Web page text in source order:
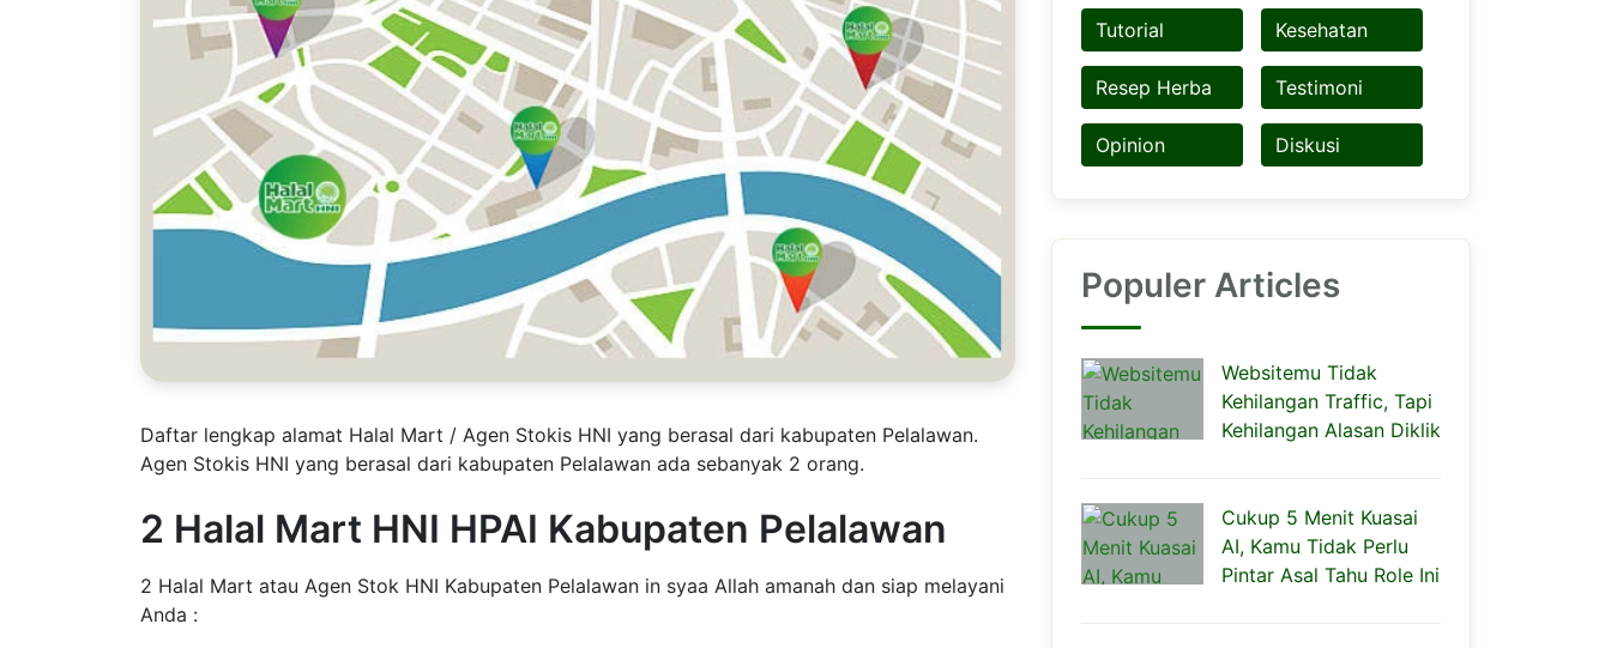
Daftar lengkap alamat Halal Mart / Agen Stokis HNI yang berasal dari kabupaten Pelalawan.
Agen Stokis HNI yang berasal dari kabupaten Pelalawan ada sebanyak 2 orang.
2 Halal Mart HNI HPAI Kabupaten Pelalawan
2 Halal Mart atau Agen Stok HNI Kabupaten Pelalawan in syaa Allah amanah dan siap melayani
Anda :
Tutorial Kesehatan
Resep Herba Testimoni
Opinion Diskusi
Populer Articles
Websitemu Tidak
Kehilangan Traffic, Tapi
Kehilangan Alasan Diklik
Cukup 5 Menit Kuasai
AI, Kamu Tidak Perlu
Pintar Asal Tahu Role Ini